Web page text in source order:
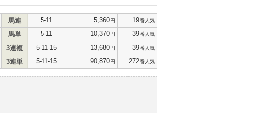
馬連 5-11 5,360円 19番人気
馬単 5-11 10,370円 39番人気
3連複 5-11-15 13,680円 39番人気
3連単 5-11-15 90,870円 272番人気